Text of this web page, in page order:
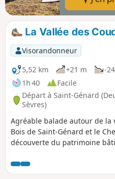
La Vallée des
Visorandonneur
5,52 km
+21 m
-
1h 40
Facile
Départ à Saint-Génard
Sèvres)
Agréable balade autour de la
Bois de Saint-Génard et le
découverte du patrimoine